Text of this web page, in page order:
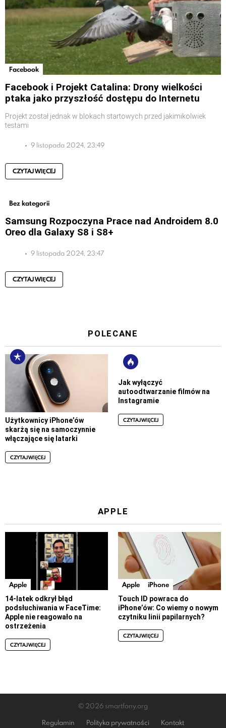
Facebook
Facebook i Projekt Catalina: Drony wielkości
ptaka jako przyszłość dostępu do Internetu
Projekt został jednak w blokach startowych przed jakimikolwiek
testami
9 listopada 2024, 23:49
CZYTAJ WIĘCEJ
Bez kategorii
Samsung Rozpoczyna Prace nad Androidem 8.0
Oreo dla Galaxy S8 i S8+
9 listopada 2024, 23:47
CZYTAJ WIĘCEJ
POLECANE
Użytkownicy iPhone’ów
skarżą się na samoczynnie
włączające się latarki
CZYTAJ WIĘCEJ
Jak wyłączyć
autoodtwarzanie filmów na
Instagramie
CZYTAJ WIĘCEJ
APPLE
Apple
14-latek odkrył błąd
podsłuchiwania w FaceTime:
Apple nie reagowało na
ostrzeżenia
CZYTAJ WIĘCEJ
Apple iPhone
Touch ID powraca do
iPhone’ów: Co wiemy o nowym
czytniku linii papilarnych?
CZYTAJ WIĘCEJ
© 2026 smartfony.org
Regulamin
Polityka prywatności Kontakt